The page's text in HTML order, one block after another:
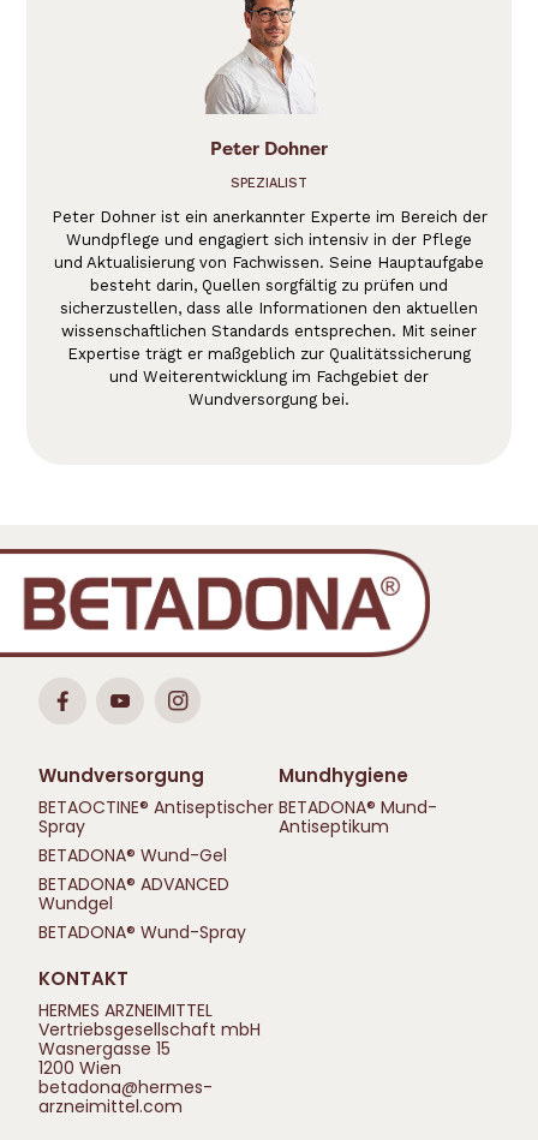
Peter Dohner
SPEZIALIST
Peter Dohner ist ein anerkannter Experte im Bereich der
Wundpflege und engagiert sich intensiv in der Pflege
und Aktualisierung von Fachwissen. Seine Hauptaufgabe
besteht darin, Quellen sorgfältig zu prüfen und
sicherzustellen, dass alle Informationen den aktuellen
wissenschaftlichen Standards entsprechen. Mit seiner
Expertise trägt er maßgeblich zur Qualitätssicherung
und Weiterentwicklung im Fachgebiet der
Wundversorgung bei.
Wundversorgung
BETAOCTINE® Antiseptischer
Spray
BETADONA® Wund-Gel
BETADONA® ADVANCED
Wundgel
BETADONA® Wund-Spray
Mundhygiene
BETADONA® Mund-
Antiseptikum
KONTAKT
HERMES ARZNEIMITTEL
Vertriebsgesellschaft mbH
Wasnergasse 15
1200 Wien
betadona@hermes-
arzneimittel.com